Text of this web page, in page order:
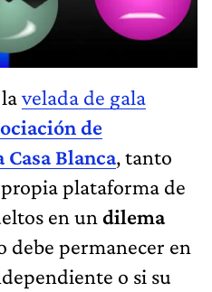
velada de gala
de
Casa Blanca, tanto
plataforma de
en un dilema
debe permanecer en
o si su